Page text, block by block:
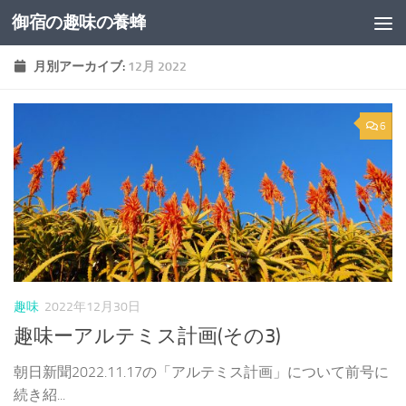
コンテンツへスキップ
御宿の趣味の養蜂
月別アーカイブ: 12月 2022
6
趣味 2022年12月30日
趣味ーアルテミス計画(その3)
朝日新聞2022.11.17の「アルテミス計画」について前号に
続き紹...